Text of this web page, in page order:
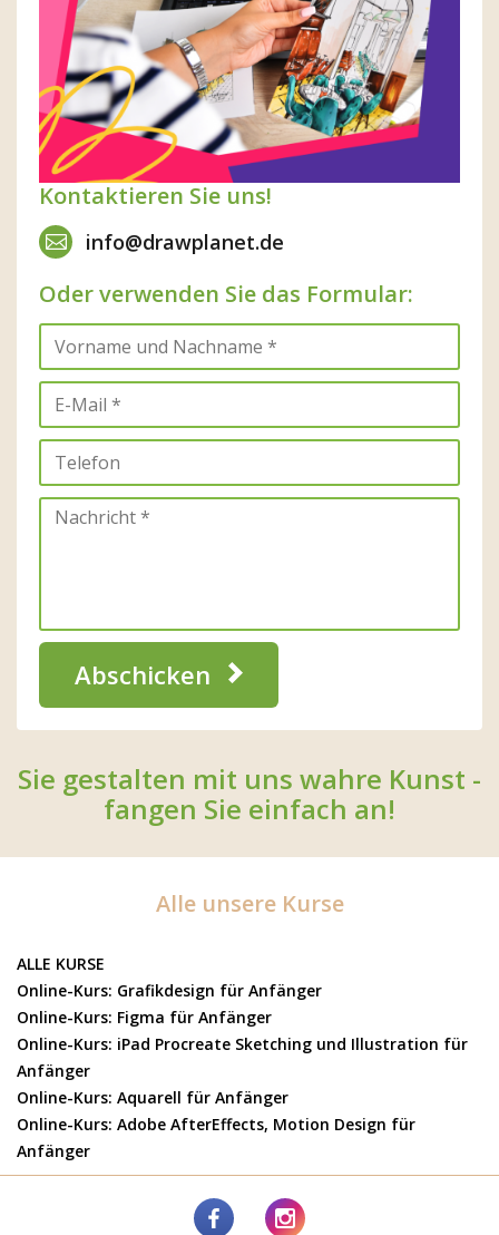
Kontaktieren Sie uns!
info@drawplanet.de
Oder verwenden Sie das Formular:
Abschicken
Sie gestalten mit uns wahre Kunst -
fangen Sie einfach an!
Alle unsere Kurse
ALLE KURSE
Online-Kurs: Grafikdesign für Anfänger
Online-Kurs: Figma für Anfänger
Online-Kurs: iPad Procreate Sketching und Illustration für
Anfänger
Online-Kurs: Aquarell für Anfänger
Online-Kurs: Adobe AfterEffects, Motion Design für
Anfänger